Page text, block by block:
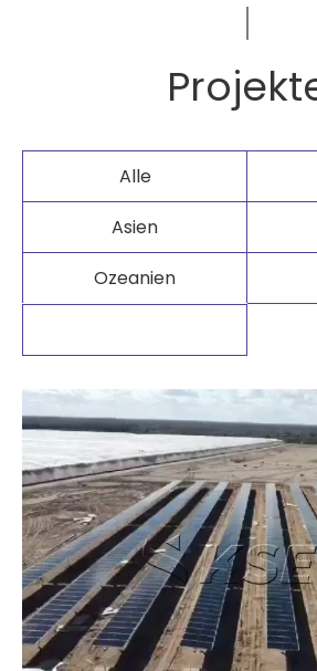
Alle
Asien​​​​​​​
Ozeanien